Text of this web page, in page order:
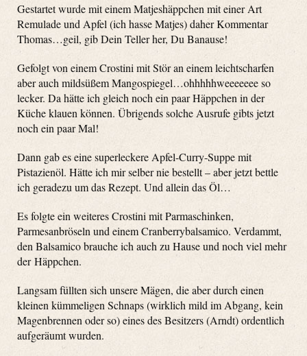
Gestartet wurde mit einem Matjeshäppchen mit einer Art
Remulade und Apfel (ich hasse Matjes) daher Kommentar
Thomas…geil, gib Dein Teller her, Du Banause!
Gefolgt von einem Crostini mit Stör an einem leichtscharfen
aber auch mildsüßem Mangospiegel…ohhhhhweeeeeee so
lecker. Da hätte ich gleich noch ein paar Häppchen in der
Küche klauen können. Übrigends solche Ausrufe gibts jetzt
noch ein paar Mal!
Dann gab es eine superleckere Apfel-Curry-Suppe mit
Pistazienöl. Hätte ich mir selber nie bestellt – aber jetzt bettle
ich geradezu um das Rezept. Und allein das Öl…
Es folgte ein weiteres Crostini mit Parmaschinken,
Parmesanbröseln und einem Cranberrybalsamico. Verdammt,
den Balsamico brauche ich auch zu Hause und noch viel mehr
der Häppchen.
Langsam füllten sich unsere Mägen, die aber durch einen
kleinen kümmeligen Schnaps (wirklich mild im Abgang, kein
Magenbrennen oder so) eines des Besitzers (Arndt) ordentlich
aufgeräumt wurden.